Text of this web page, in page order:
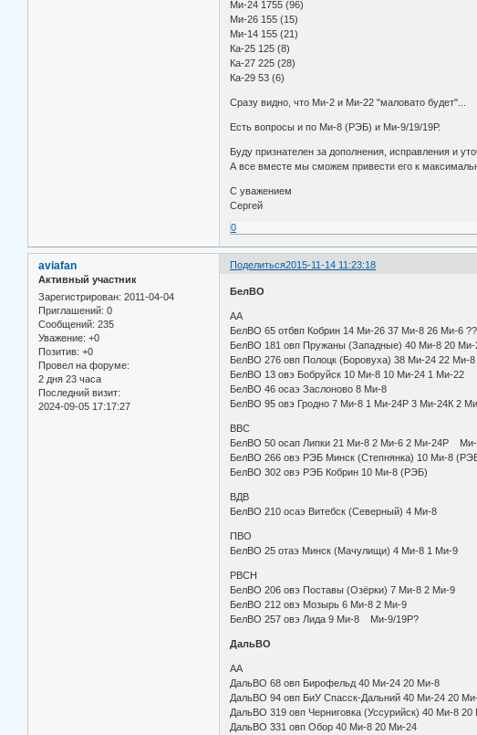
Ми-24 1755 (96)
Ми-26 155 (15)
Ми-14 155 (21)
Ка-25 125 (8)
Ка-27 225 (28)
Ка-29 53 (6)
Сразу видно, что Ми-2 и Ми-22 "маловато будет"...
Есть вопросы и по Ми-8 (РЭБ) и Ми-9/19/19Р.
Буду признателен за дополнения, исправления и
А все вместе мы сможем привести его к
С уважением
Сергей
0
Поделиться2015-11-14 11:23:18
aviafan
Активный участник
Зарегистрирован: 2011-04-04
Приглашений: 0
Сообщений: 235
Уважение: +0
Позитив: +0
Провел на форуме:
2 дня 23 часа
Последний визит:
2024-09-05 17:17:27
БелВО
АА
БелВО 65 отбвп Кобрин 14 Ми-26 37 Ми-8 26
БелВО 181 овп Пружаны (Западные) 40 Ми-
БелВО 276 овп Полоцк (Боровуха) 38 Ми-24
БелВО 13 овэ Бобруйск 10 Ми-8 10 Ми-24 1
БелВО 46 осаэ Заслоново 8 Ми-8
БелВО 95 овэ Гродно 7 Ми-8 1 Ми-24Р 3 Ми-24К
ВВС
БелВО 50 осап Липки 21 Ми-8 2 Ми-6 2 Ми-24Р
БелВО 266 овэ РЭБ Минск (Степнянка) 10
БелВО 302 овэ РЭБ Кобрин 10 Ми-8
ВДВ
БелВО 210 осаэ Витебск (Северный) 4
ПВО
БелВО 25 отаэ Минск (Мачулищи) 4 Ми-8
РВСН
БелВО 206 овэ Поставы (Озёрки) 7 Ми-8 2
БелВО 212 овэ Мозырь 6 Ми-8 2 Ми-9
БелВО 257 овэ Лида 9 Ми-8 Ми-9/19Р?
ДальВО
АА
ДальВО 68 овп Бирофельд 40 Ми-24 20
ДальВО 94 овп БиУ Спасск-Дальний 40 Ми-
ДальВО 319 овп Черниговка (Уссурийск) 40
ДальВО 331 овп Обор 40 Ми-8 20 Ми-24